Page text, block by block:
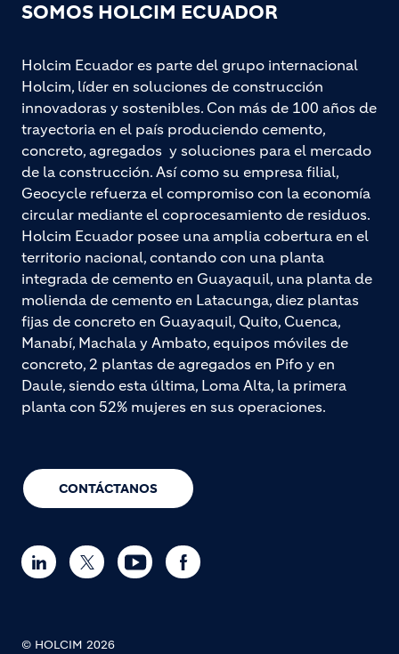
SOMOS HOLCIM ECUADOR
CONTÁCTANOS
Holcim Ecuador es parte del grupo internacional
Holcim, líder en soluciones de construcción
innovadoras y sostenibles. Con más de 100 años de
trayectoria en el país produciendo cemento,
concreto, agregados y soluciones para el mercado
de la construcción. Así como su empresa filial,
Geocycle refuerza el compromiso con la economía
circular mediante el coprocesamiento de residuos.
Holcim Ecuador posee una amplia cobertura en el
territorio nacional, contando con una planta
integrada de cemento en Guayaquil, una planta de
molienda de cemento en Latacunga, diez plantas
fijas de concreto en Guayaquil, Quito, Cuenca,
Manabí, Machala y Ambato, equipos móviles de
concreto, 2 plantas de agregados en Pifo y en
Daule, siendo esta última, Loma Alta, la primera
planta con 52% mujeres en sus operaciones.
© HOLCIM 2026